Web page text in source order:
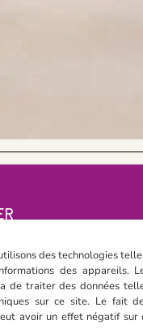
des technologies
des appareils.
de traiter des données
sur ce site. Le fait
avoir un effet négatif sur